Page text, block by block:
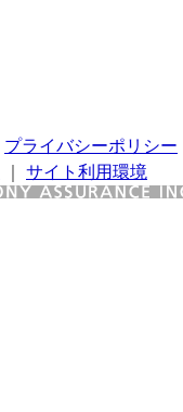
プライバシーポリシー
サイト利用環境